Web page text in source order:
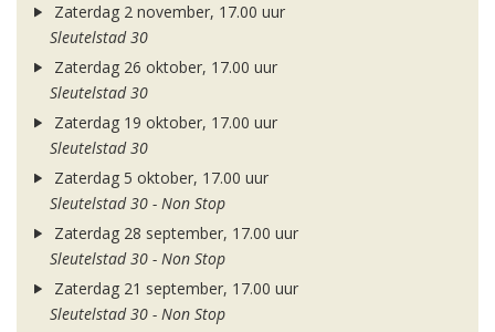
Zaterdag 2 november, 17.00 uur
Sleutelstad 30
Zaterdag 26 oktober, 17.00 uur
Sleutelstad 30
Zaterdag 19 oktober, 17.00 uur
Sleutelstad 30
Zaterdag 5 oktober, 17.00 uur
Sleutelstad 30 - Non Stop
Zaterdag 28 september, 17.00 uur
Sleutelstad 30 - Non Stop
Zaterdag 21 september, 17.00 uur
Sleutelstad 30 - Non Stop